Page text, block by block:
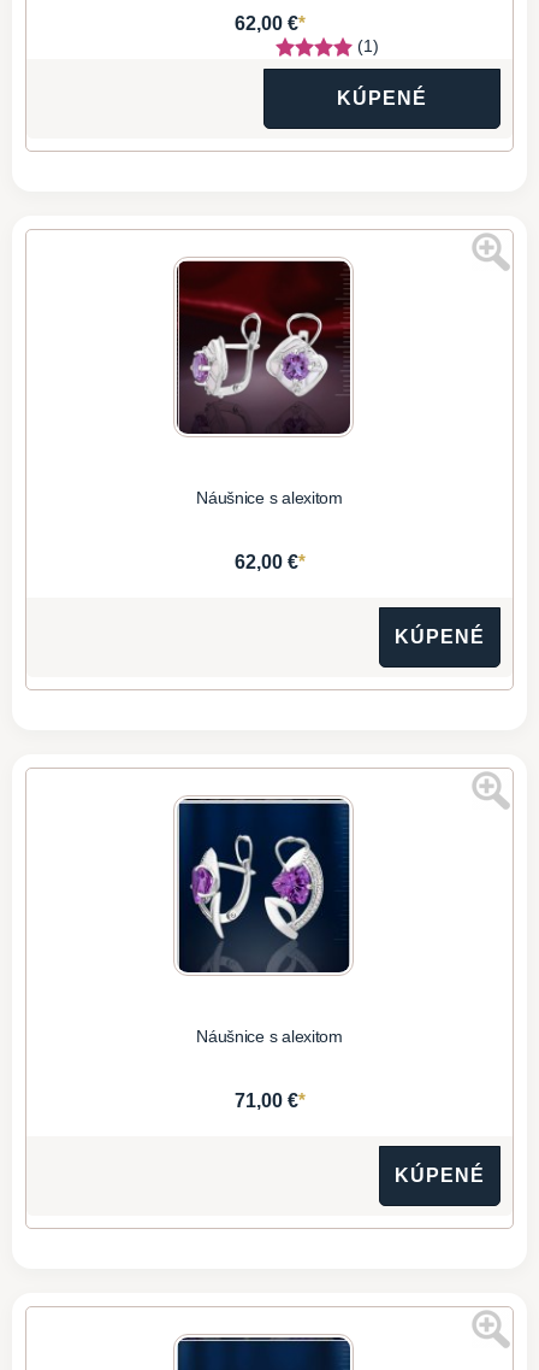
62,00 €*
(1)
KÚPENÉ
Náušnice s alexitom
62,00 €*
KÚPENÉ
Náušnice s alexitom
71,00 €*
KÚPENÉ